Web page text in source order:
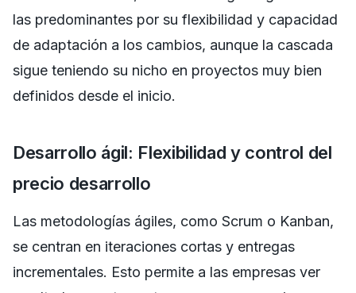
las predominantes por su flexibilidad y capacidad
de adaptación a los cambios, aunque la cascada
sigue teniendo su nicho en proyectos muy bien
definidos desde el inicio.
Desarrollo ágil: Flexibilidad y control del
precio desarrollo
Las metodologías ágiles, como Scrum o Kanban,
se centran en iteraciones cortas y entregas
incrementales. Esto permite a las empresas ver